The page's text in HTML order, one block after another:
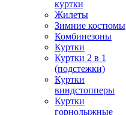
куртки
Жилеты
Зимние костюмы
Комбинезоны
Куртки
Куртки 2 в 1
(подстежки)
Куртки
виндстопперы
Куртки
горнолыжные